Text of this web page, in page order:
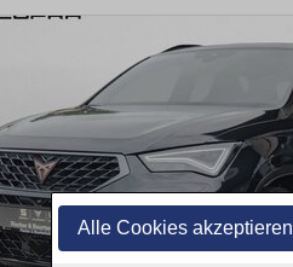
Alle Cookies akzeptieren